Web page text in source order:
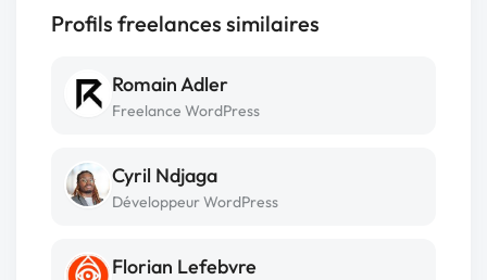
Profils freelances similaires
Romain Adler
Freelance WordPress
Cyril Ndjaga
Développeur WordPress
Florian Lefebvre